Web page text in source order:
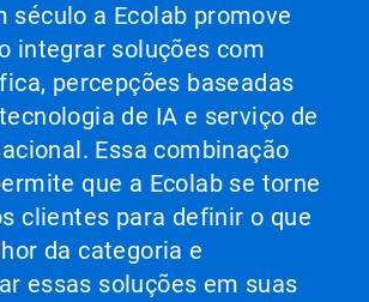
século a Ecolab promove
integrar soluções com
percepções baseadas
de IA e serviço de
Essa combinação
que a Ecolab se torne
clientes para definir o que
da categoria e
essas soluções em suas